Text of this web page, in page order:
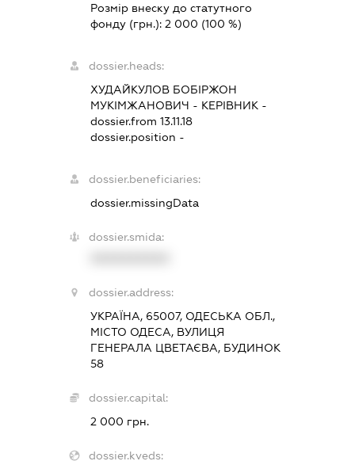
Розмір внеску до статутного
фонду (грн.):2 000 (100 %)
dossier.heads:
ХУДАЙКУЛОВ БОБІРЖОН
МУКІМЖАНОВИЧ - КЕРІВНИК -
dossier.from 13.11.18
dossier.position -
dossier.beneficiaries:
dossier.missingData
dossier.smida:
dossier.address:
УКРАЇНА, 65007, ОДЕСЬКА ОБЛ.,
МІСТО ОДЕСА, ВУЛИЦЯ
ГЕНЕРАЛА ЦВЕТАЄВА, БУДИНОК
58
dossier.capital:
2 000 грн.
dossier.kveds: